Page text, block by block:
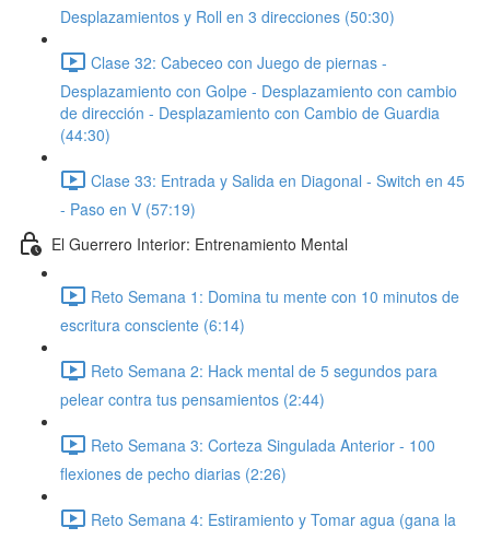
Desplazamientos y Roll en 3 direcciones (50:30)
Clase 32: Cabeceo con Juego de piernas -
Desplazamiento con Golpe - Desplazamiento con cambio
de dirección - Desplazamiento con Cambio de Guardia
(44:30)
Clase 33: Entrada y Salida en Diagonal - Switch en 45
- Paso en V (57:19)
El Guerrero Interior: Entrenamiento Mental
Reto Semana 1: Domina tu mente con 10 minutos de
escritura consciente (6:14)
Reto Semana 2: Hack mental de 5 segundos para
pelear contra tus pensamientos (2:44)
Reto Semana 3: Corteza Singulada Anterior - 100
flexiones de pecho diarias (2:26)
Reto Semana 4: Estiramiento y Tomar agua (gana la